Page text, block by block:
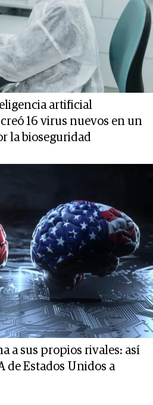
artificial
16 virus nuevos en un
la bioseguridad
a sus propios rivales: así
de Estados Unidos a